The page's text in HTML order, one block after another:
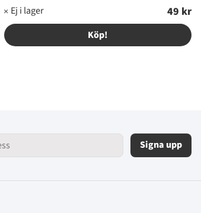
49 kr
Köp!
Signa upp